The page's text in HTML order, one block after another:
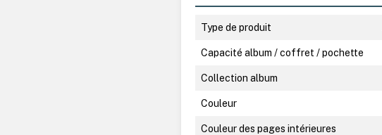
Type de produit
Capacité album / coffret / pochette
Collection album
Couleur
Couleur des pages intérieures